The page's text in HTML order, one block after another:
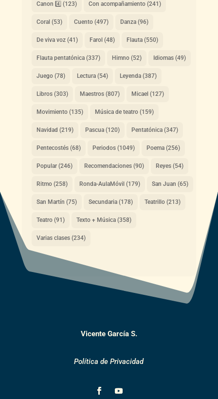
Canon 4️⃣ (123) Con acompañamiento(241)
Coral (53) Cuento(497) Danza(96)
De viva voz(41) Farol (48) Flauta(550)
Flauta pentatónica(337) Himno(52) Idiomas(49)
Juego(78) Lectura(54) Leyenda(387)
Libros(303) Maestros(807) Micael (127)
Movimiento(135) Música de teatro(159)
Navidad (219) Pascua(120) Pentatónica(347)
Pentecostés(68) Periodos(1049) Poema(256)
Popular(246) Recomendaciones(90) Reyes(54)
Ritmo(258) Ronda-AulaMóvil (179) San Juan (65)
San Martín (75) Secundaria(178) Teatrillo(213)
Teatro(91) Texto + Música(358)
Varias clases(234)
Vicente García S.
Política de Privacidad